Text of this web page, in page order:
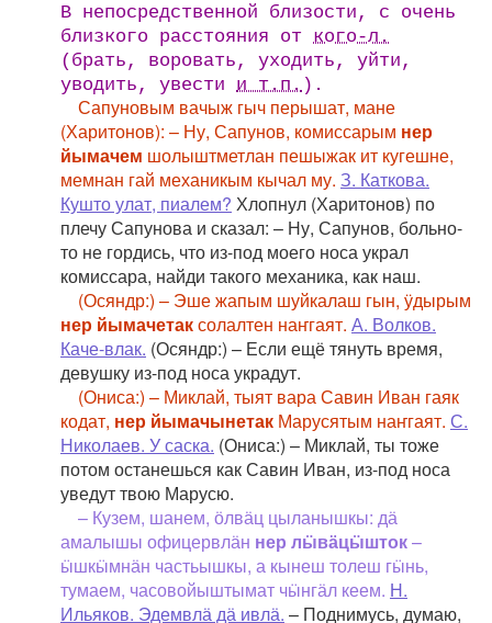
В непосредственной близости, с очень
близкого расстояния от кого-л.
(брать, воровать, уходить, уйти,
уводить, увести и т.п.).
Сапуновым вачыж гыч перышат, мане
(Харитонов): – Ну, Сапунов, комиссарым нер
йымачем шолыштметлан пешыжак ит кугешне,
мемнан гай механикым кычал му. З. Каткова.
Кушто улат, пиалем? Хлопнул (Харитонов) по
плечу Сапунова и сказал: – Ну, Сапунов, больно-
то не гордись, что из-под моего носа украл
комиссара, найди такого механика, как наш.
(Осяндр:) – Эше жапым шуйкалаш гын, ӱдырым
нер йымачетаксолалтен наҥгаят. А. Волков.
Каче-влак. (Осяндр:) – Если ещё тянуть время,
девушку из-под носа украдут.
(Ониса:) – Миклай, тыят вара Савин Иван гаяк
кодат, нер йымачынетак Марусятым наҥгаят. С.
Николаев. У саска. (Ониса:) – Миклай, ты тоже
потом останешься как Савин Иван, из-под носа
уведут твою Марусю.
– Кузем, шанем, ӧлвӓц цыланышкы: дӓ
амалышы офицервлӓн нер лӹвӓцӹшток–
ӹшкӹмнӓн частьышкы, а кынеш толеш гӹнь,
тумаем, часовойыштымат чӹнгӓл кеем. Н.
Ильяков. Эдемвлӓ дӓ ивлӓ. – Поднимусь, думаю,